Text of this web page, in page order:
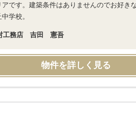
アです。建築条件はありませんのでお好
学校。
工務店 吉田 憲吾
物件を詳しく見る